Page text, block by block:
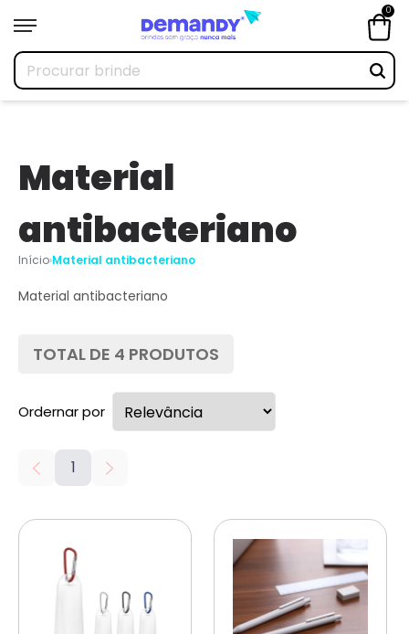
0
Material
antibacteriano
Início›Material antibacteriano
Material antibacteriano
TOTAL DE 4 PRODUTOS
Ordernar por
1